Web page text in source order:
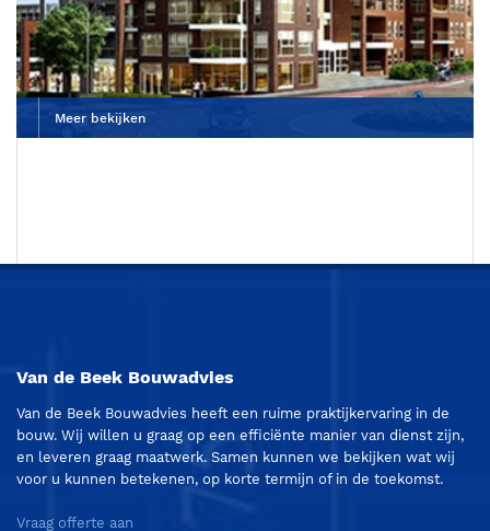
Meer bekijken
Van de Beek Bouwadvies
Van de Beek Bouwadvies heeft een ruime praktijkervaring in de
bouw. Wij willen u graag op een efficiënte manier van dienst zijn,
en leveren graag maatwerk. Samen kunnen we bekijken wat wij
voor u kunnen betekenen, op korte termijn of in de toekomst.
Vraag offerte aan